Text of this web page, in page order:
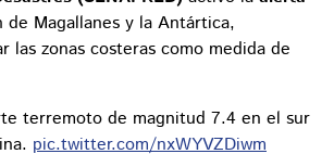
de Magallanes y la Antártica,
las zonas costeras como medida de
terremoto de magnitud 7.4 en el sur
pic.twitter.com/nxWYVZDiwm